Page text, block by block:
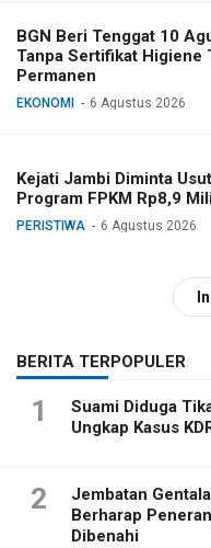
BGN Beri Tenggat 10
Tanpa Sertifikat Higiene
Permanen
EKONOMI 6 Agustus 2026
Kejati Jambi Diminta
Program FPKM Rp8,9
PERISTIWA 6 Agustus 2026
BERITA TERPOPULER
1
Suami Diduga
Ungkap Kasus
2
Jembatan
Berharap
Dibenahi